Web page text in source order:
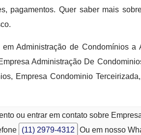
pagamentos. Quer saber mais
Administração de Condomínios
Administração De
Empresa Condominio
ou entrar em contato sobre
(11) 2979-4312 Ou em nosso